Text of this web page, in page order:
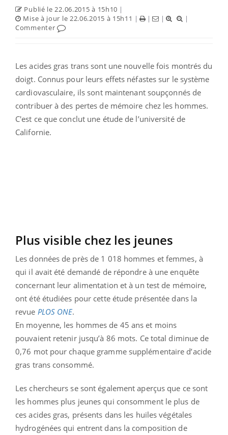
Publié le 22.06.2015 à 15h10 |
Mise à jour le 22.06.2015 à 15h11 | | |
|
Commenter
Les acides gras trans sont une nouvelle fois montrés du
doigt. Connus pour leurs effets néfastes sur le système
cardiovasculaire, ils sont maintenant soupçonnés de
contribuer à des pertes de mémoire chez les hommes.
C'est ce que conclut une étude de l’université de
Californie.
Plus visible chez les jeunes
Les données de près de 1 018 hommes et femmes, à
qui il avait été demandé de répondre à une enquête
concernant leur alimentation et à un test de mémoire,
ont été étudiées pour cette étude présentée dans la
revue PLOS ONE.
En moyenne, les hommes de 45 ans et moins
pouvaient retenir jusqu’à 86 mots. Ce total diminue de
0,76 mot pour chaque gramme supplémentaire d’acide
gras trans consommé.
Les chercheurs se sont également aperçus que ce sont
les hommes plus jeunes qui consomment le plus de
ces acides gras, présents dans les huiles végétales
hydrogénées qui entrent dans la composition de